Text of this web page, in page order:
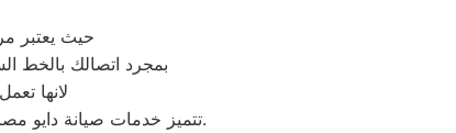
حيث يعتبر
بمجرد اتصالك بالخط الساخن 01154008110 تحظى بخدمة عملاء الافضل في المنصورة والتى
لانها
تتميز خدمات صيانة دايو مصر في مصر بالاحترافية والجودة العالية، حيث يمكن للعملاء الوثوق بأن أجهزتهم في أيدي ذوي الخبرة والكفاءة.